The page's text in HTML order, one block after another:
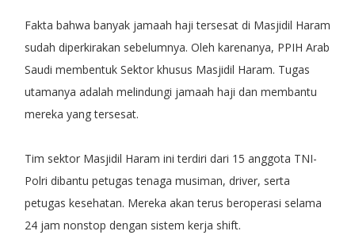
Fakta bahwa banyak jamaah haji tersesat di Masjidil Haram
sudah diperkirakan sebelumnya. Oleh karenanya, PPIH Arab
Saudi membentuk Sektor khusus Masjidil Haram. Tugas
utamanya adalah melindungi jamaah haji dan membantu
mereka yang tersesat.
Tim sektor Masjidil Haram ini terdiri dari 15 anggota TNI-
Polri dibantu petugas tenaga musiman, driver, serta
petugas kesehatan. Mereka akan terus beroperasi selama
24 jam nonstop dengan sistem kerja shift.